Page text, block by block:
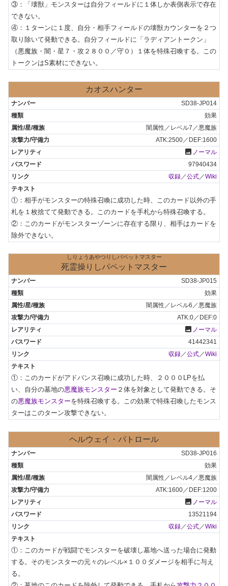
③：「壊獣」モンスターは自分フィールドに１体しか表側表示で存在
できない。
④：１ターンに１度、自分・相手フィールドの壊獣カウンターを２つ
取り除いて発動できる。自分フィールドに「ラディアントークン」
（悪魔族・闇・星７・攻２８００／守０）１体を特殊召喚する。この
トークンはS素材にできない。
カオスハンター
SD38-JP014
効果
闇属性／レベル7／悪魔族
ATK:2500／DEF:1600
photo ノーマル
97940434
収録／公式／Wiki
①：相手がモンスターの特殊召喚に成功した時、このカード以外の手
札を１枚捨てて発動できる。このカードを手札から特殊召喚する。
②：このカードがモンスターゾーンに存在する限り、相手はカードを
除外できない。
しりょうあやつりしパペットマスター
死霊操りしパペットマスター
SD38-JP015
効果
闇属性／レベル6／悪魔族
ATK:0／DEF:0
photo ノーマル
41442341
収録／公式／Wiki
①：このカードがアドバンス召喚に成功した時、２０００LPを払
い、自分の墓地の悪魔族モンスター ２体を対象として発動できる。そ
の悪魔族モンスターを特殊召喚する。この効果で特殊召喚したモンス
ターはこのターン攻撃できない。
ヘルウェイ・パトロール
SD38-JP016
効果
闇属性／レベル4／悪魔族
ATK:1600／DEF:1200
photo ノーマル
13521194
収録 ／公式 ／Wiki
①：このカードが戦闘でモンスターを破壊し墓地へ送った場合に発動
する。そのモンスターの元々のレベル×１００ダメージを相手に与え
る。